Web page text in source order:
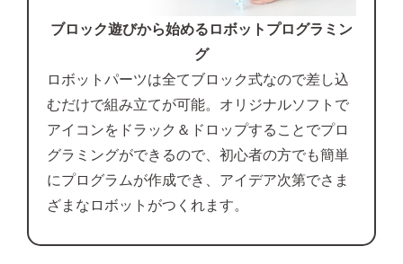
ブロック遊びから始めるロボットプログラミン
グ
ロボットパーツは全てブロック式なので差し込
むだけで組み立てが可能。オリジナルソフトで
アイコンをドラック＆ドロップすることでプロ
グラミングができるので、初心者の方でも簡単
にプログラムが作成でき、アイデア次第でさま
ざまなロボットがつくれます。